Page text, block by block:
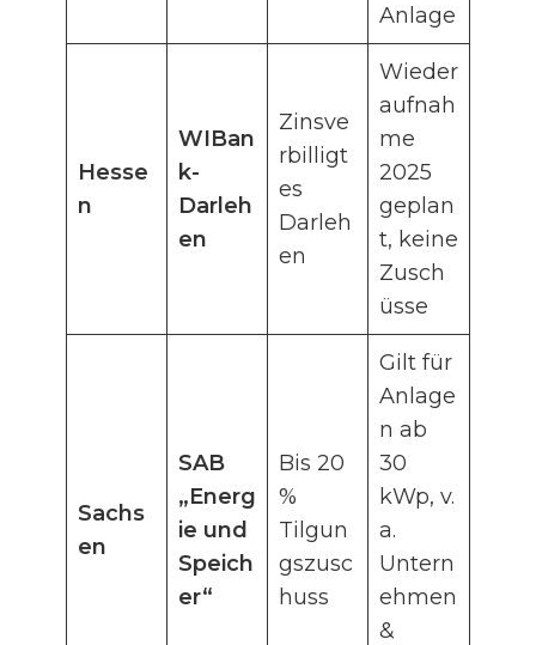
Anlage
Hesse
n
WIBan
k-
Darleh
en
Zinsve
rbilligt
es
Darleh
en
Wieder
aufnah
me
2025
geplan
t, keine
Zusch
üsse
Sachs
en
SAB
„Energ
ie und
Speich
er“
Bis 20
%
Tilgun
gszusc
huss
Gilt für
Anlage
n ab
30
kWp, v.
a.
Untern
ehmen
&